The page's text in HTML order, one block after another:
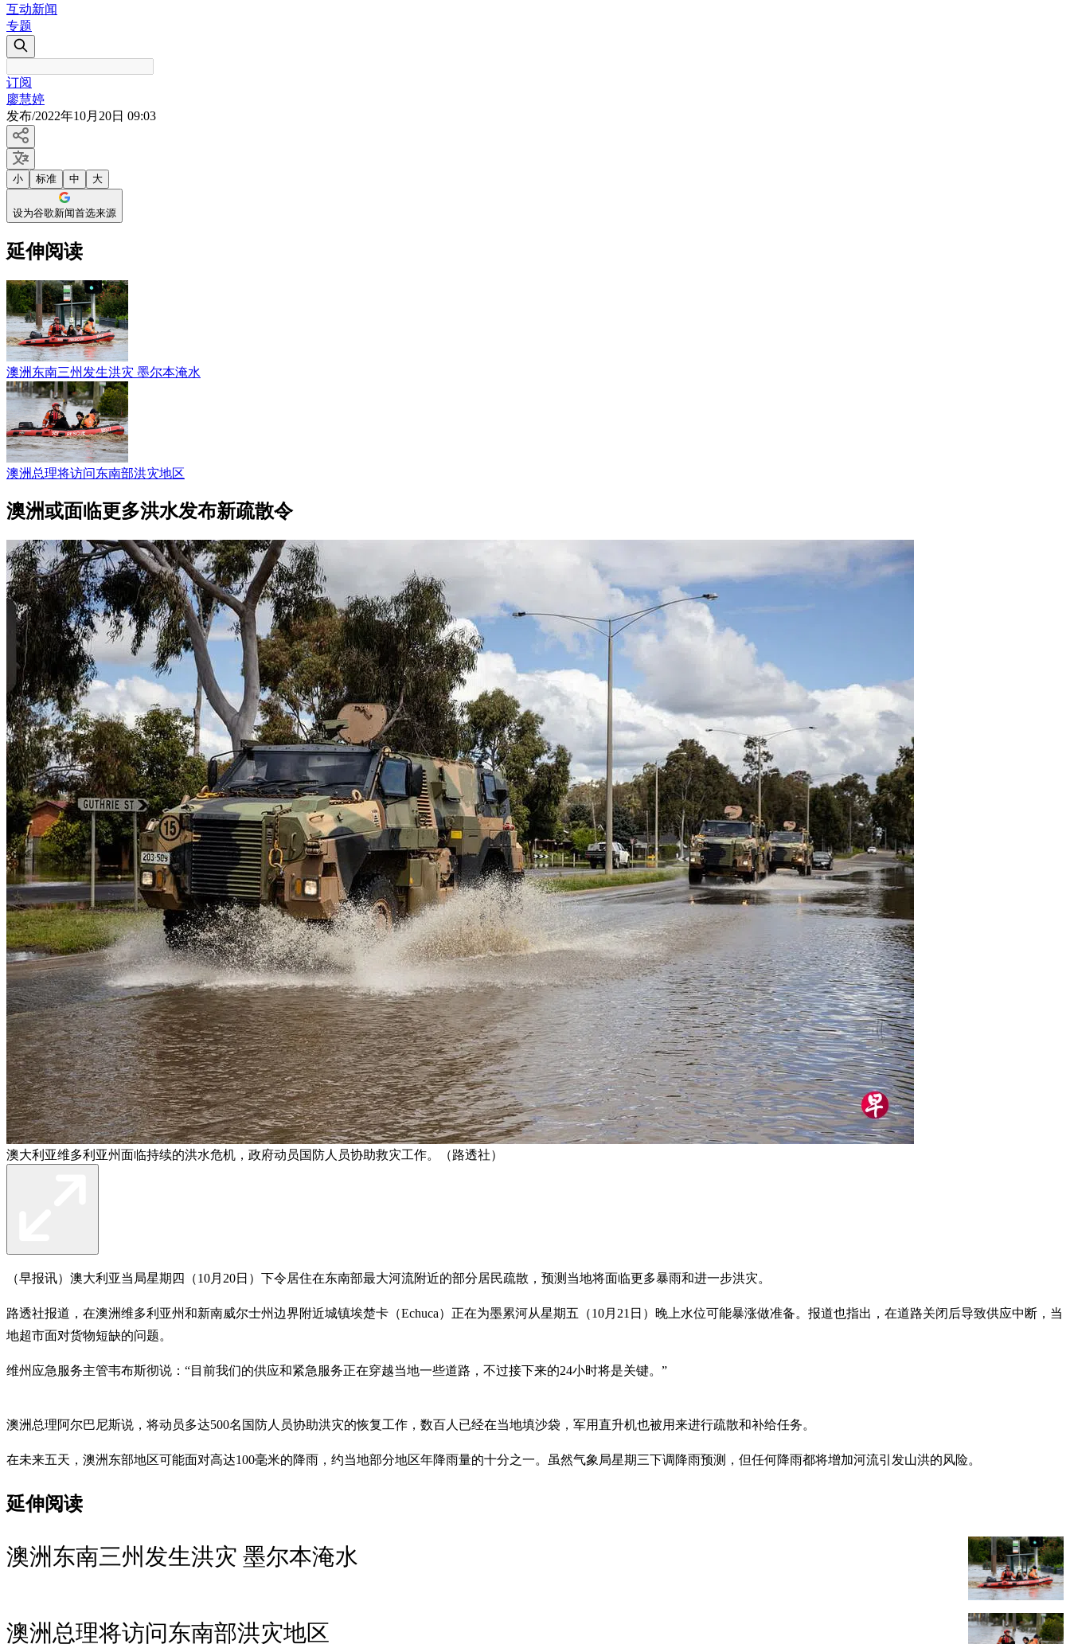
互动新闻
专题
订阅
廖慧婷
发布/2022年10月20日 09:03
小 标准 中 大
设为谷歌新闻首选来源
延伸阅读
澳洲东南三州发生洪灾 墨尔本淹水
澳洲总理将访问东南部洪灾地区
澳洲或面临更多洪水发布新疏散令
澳大利亚维多利亚州面临持续的洪水危机，政府动员国防人员协助救灾工作。（路透社）
（早报讯）澳大利亚当局星期四（10月20日）下令居住在东南部最大河流附近的部分居民疏散，预测当地将面临更多暴雨和进一步洪灾。
路透社报道，在澳洲维多利亚州和新南威尔士州边界附近城镇埃楚卡（Echuca）正在为墨累河从星期五（10月21日）晚上水位可能暴涨做准备。报道也指出，在道路关闭后导致供应中断，当
地超市面对货物短缺的问题。
维州应急服务主管韦布斯彻说：“目前我们的供应和紧急服务正在穿越当地一些道路，不过接下来的24小时将是关键。”
澳洲总理阿尔巴尼斯说，将动员多达500名国防人员协助洪灾的恢复工作，数百人已经在当地填沙袋，军用直升机也被用来进行疏散和补给任务。
在未来五天，澳洲东部地区可能面对高达100毫米的降雨，约当地部分地区年降雨量的十分之一。虽然气象局星期三下调降雨预测，但任何降雨都将增加河流引发山洪的风险。
延伸阅读
澳洲东南三州发生洪灾 墨尔本淹水
澳洲总理将访问东南部洪灾地区